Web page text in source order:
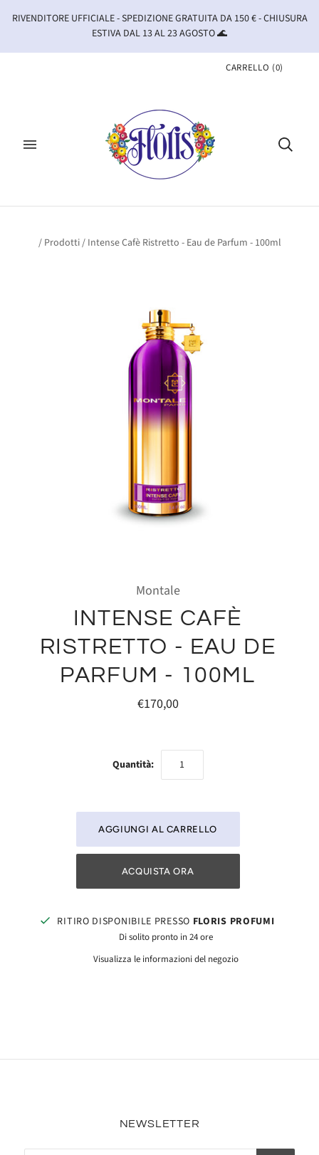
RIVENDITORE UFFICIALE - SPEDIZIONE GRATUITA DA 150 € - CHIUSURA
ESTIVA DAL 13 AL 23 AGOSTO 🌊
CARRELLO (0)
/ Prodotti/ Intense Cafè Ristretto - Eau de Parfum - 100ml
Montale
INTENSE CAFÈ
RISTRETTO - EAU DE
PARFUM - 100ML
€170,00
Quantità:
ACQUISTA ORA
RITIRO DISPONIBILE PRESSO FLORIS PROFUMI
Di solito pronto in 24 ore
Visualizza le informazioni del negozio
NEWSLETTER